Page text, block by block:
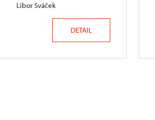
Libor Sváček
DETAIL